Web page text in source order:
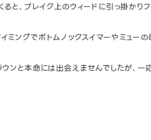
と、ブレイク上のウィードに引っ掛かり
ミングでボトムノックスイマーやミュー
ンと本命には出会えませんでしたが、一